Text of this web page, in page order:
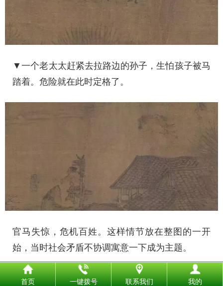
▼一个老太太赶紧去拉路边的孙子，生怕孩子被马
踏着。危险就在此时定格了。
官马失惊，危机百姓。这样情节放在整图的一开
始，当时社会矛盾不协调寓意一下成为主题。
表面上繁华盛世，实则危机重重，败象已现。这就
首页 一键拨号 联系我们 我的